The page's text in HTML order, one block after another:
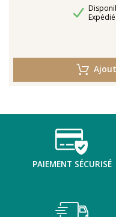
Délais
PAIEMENT SÉCURISÉ